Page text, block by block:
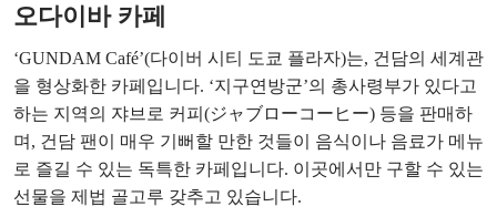
오다이바 카페
‘GUNDAM Café’(다이버 시티 도쿄 플라자)는, 건담의 세계관
을 형상화한 카페입니다. ‘지구연방군’의 총사령부가 있다고
하는 지역의 쟈브로 커피(ジャブローコーヒー) 등을 판매하
며, 건담 팬이 매우 기뻐할 만한 것들이 음식이나 음료가 메뉴
로 즐길 수 있는 독특한 카페입니다. 이곳에서만 구할 수 있는
선물을 제법 골고루 갖추고 있습니다.